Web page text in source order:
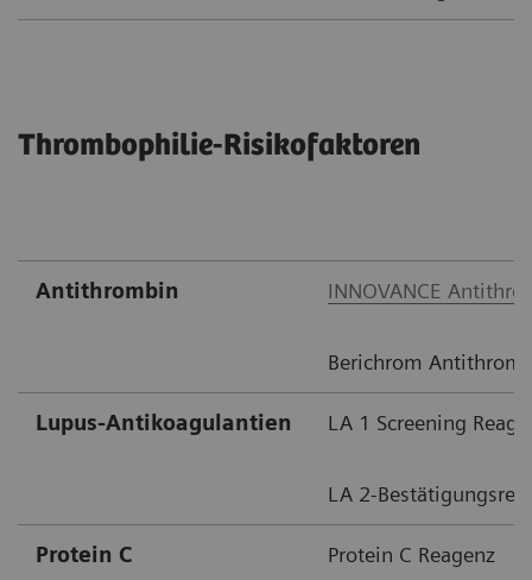
Thrombophilie-Risikofaktoren
Antithrombin​ INNOVANCE
Berichrom
Lupus-Antikoagulantien LA 1 Screening
LA 2-
Protein C ​ Protein C Reagenz